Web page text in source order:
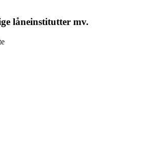
låneinstitutter mv.